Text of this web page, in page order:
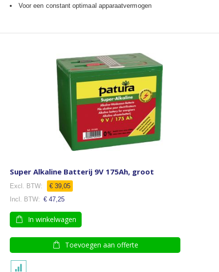
Voor een constant optimaal apparaatvermogen
Super Alkaline Batterij 9V 175Ah, groot
€ 39,05
€ 47,25
In winkelwagen
Toevoegen aan offerte